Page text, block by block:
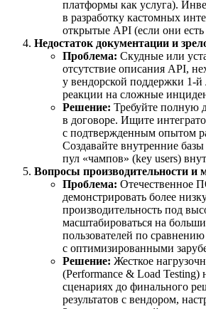
платформы как услуга).
в разработку кастомных
открытые API (если они
Недостаток документации и
Проблема: Скудные или
отсутствие описания API,
у вендорской поддержки 1-
реакции на сложные
Решение: Требуйте полную
в договоре. Ищите
с подтвержденным опытом
Создавайте внутренние
пул «чампов» (key users)
Вопросы производительности и
Проблема: Отечественное
демонстрировать более
производительность под
масштабироваться на
пользователей по сравнению
с оптимизированными
Решение: Жесткое
(Performance & Load Testing)
сценариях до финального
результатов с вендором,